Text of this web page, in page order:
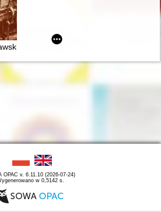
i młody Chopin
OPAC v. 6.11.10 (2026-07-24)
w 0,5142 s.